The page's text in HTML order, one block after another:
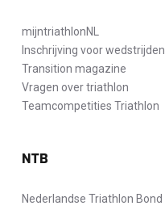
mijntriathlonNL
Inschrijving voor wedstrijden
Transition magazine
Vragen over triathlon
Teamcompetities Triathlon
NTB
Nederlandse Triathlon Bond